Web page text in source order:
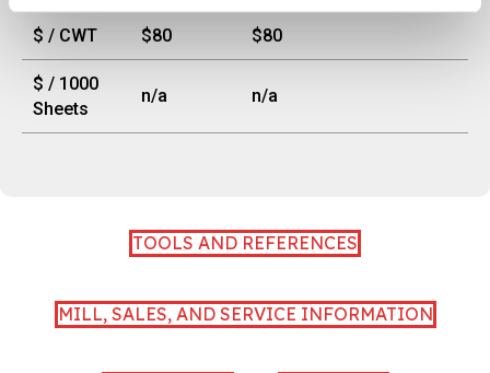
$ / CWT $80 $80
$ / 1000
Sheets
n/a n/a
TOOLS AND REFERENCES
MILL, SALES, AND SERVICE INFORMATION